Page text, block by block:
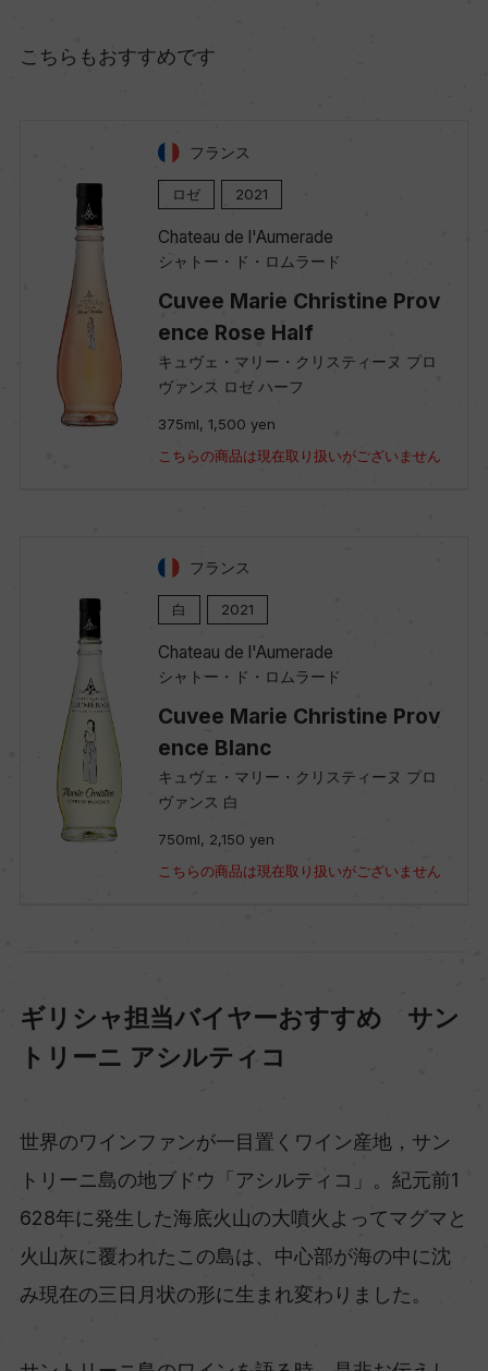
こちらもおすすめです
フランス
ロゼ 2021
Chateau de l'Aumerade
シャトー・ド・ロムラード
Cuvee Marie Christine Prov
ence Rose Half
キュヴェ・マリー・クリスティーヌ プロ
ヴァンス ロゼ ハーフ
375ml, 1,500 yen
こちらの商品は現在取り扱いがございません
フランス
白 2021
Chateau de l'Aumerade
シャトー・ド・ロムラード
Cuvee Marie Christine Prov
ence Blanc
キュヴェ・マリー・クリスティーヌ プロ
ヴァンス 白
750ml, 2,150 yen
こちらの商品は現在取り扱いがございません
ギリシャ担当バイヤーおすすめ サン
トリーニ アシルティコ
世界のワインファンが一目置くワイン産地，サン
トリーニ島の地ブドウ「アシルティコ」。紀元前1
628年に発生した海底火山の大噴火よってマグマと
火山灰に覆われたこの島は、中心部が海の中に沈
み現在の三日月状の形に生まれ変わりました。